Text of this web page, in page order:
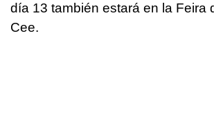
día 13 también estará en la Feira
Cee.